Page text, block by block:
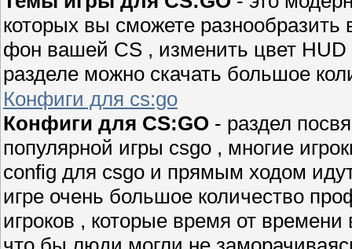
которых вы сможете
фон вашей CS , изменить цвет
разделе можно скачать большое
Конфиги для cs:go
Конфиги для CS:GO - раздел
популярной игры csgo , многие
config для csgo и прямым ходом
игре очень большое количество
игроков , которые время от